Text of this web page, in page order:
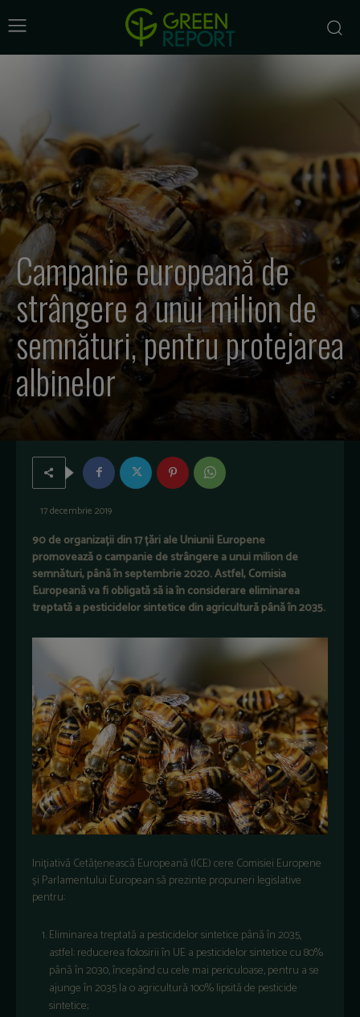
Campanie europeană de
strângere a unui milion de
semnături, pentru protejarea
albinelor
17 decembrie 2019
90 de organizații din 17 țări ale Uniunii Europene
promovează o campanie de strângere a unui milion de
semnături, până în septembrie 2020. Astfel, Comisia
Europeană va fi obligată să ia în considerare eliminarea
treptată a pesticidelor sintetice din agricultură până în 2035.
Inițiativă Cetățenească Europeană (ICE) cere Comisiei Europene
și Parlamentului European să prezinte propuneri legislative
pentru:
Eliminarea treptată a pesticidelor sintetice până în 2035,
astfel: reducerea folosirii în UE a pesticidelor sintetice cu 80%
până în 2030, începând cu cele mai periculoase, pentru a se
ajunge în 2035 la o agricultură 100% lipsită de pesticide
sintetice;